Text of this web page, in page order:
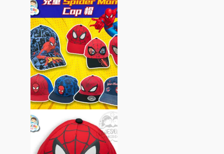
價
格：
$69。
價
格：
$59。
品
有
多
種
款
式。
可
在
產
品
頁
面